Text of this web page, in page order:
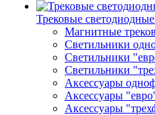
Трековые
Магнитные
Светильники
Светильники
Светильники
Аксессуары
Аксессуары
Аксессуары